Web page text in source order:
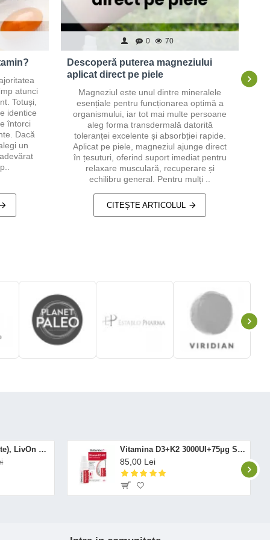
atunci
Totuși,
identice
întorci
Dacă
un
0 70
Descoperă puterea magneziului
aplicat direct pe piele
Magneziul este unul dintre mineralele
esențiale pentru funcționarea optimă a
organismului, iar tot mai multe persoane
aleg forma transdermală datorită
toleranței excelente și absorbției rapide.
Aplicat pe piele, magneziul ajunge direct
în țesuturi, oferind suport imediat pentru
relaxare musculară, recuperare și
echilibru general. Pentru mulți ..
CITEȘTE ARTICOLUL
Altrient C (30 pliculete), LivOn Labs Vitamina D3+K2 3000UI+75μg Spray Oral (12 ml), BetterYou
85,00 Lei